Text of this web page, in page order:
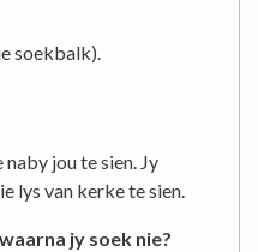
soekbalk).
jou te sien. Jy
lys van kerke te sien.
jy soek nie?